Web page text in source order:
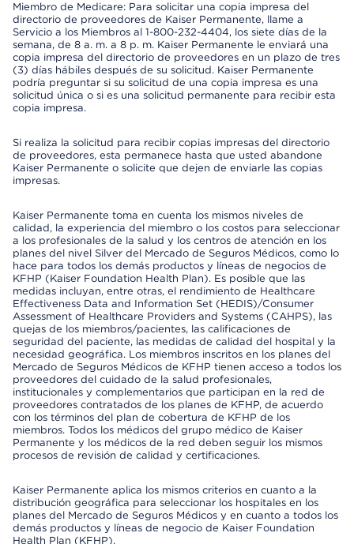
Miembro de Medicare: Para solicitar una copia impresa del
directorio de proveedores de Kaiser Permanente, llame a
Servicio a los Miembros al 1-800-232-4404, los siete días de la
semana, de 8 a. m. a 8 p. m. Kaiser Permanente le enviará una
copia impresa del directorio de proveedores en un plazo de tres
(3) días hábiles después de su solicitud. Kaiser Permanente
podría preguntar si su solicitud de una copia impresa es una
solicitud única o si es una solicitud permanente para recibir esta
copia impresa.
Si realiza la solicitud para recibir copias impresas del directorio
de proveedores, esta permanece hasta que usted abandone
Kaiser Permanente o solicite que dejen de enviarle las copias
impresas.
Kaiser Permanente toma en cuenta los mismos niveles de
calidad, la experiencia del miembro o los costos para seleccionar
a los profesionales de la salud y los centros de atención en los
planes del nivel Silver del Mercado de Seguros Médicos, como lo
hace para todos los demás productos y líneas de negocios de
KFHP (Kaiser Foundation Health Plan). Es posible que las
medidas incluyan, entre otras, el rendimiento de Healthcare
Effectiveness Data and Information Set (HEDIS)/Consumer
Assessment of Healthcare Providers and Systems (CAHPS), las
quejas de los miembros/pacientes, las calificaciones de
seguridad del paciente, las medidas de calidad del hospital y la
necesidad geográfica. Los miembros inscritos en los planes del
Mercado de Seguros Médicos de KFHP tienen acceso a todos los
proveedores del cuidado de la salud profesionales,
institucionales y complementarios que participan en la red de
proveedores contratados de los planes de KFHP, de acuerdo
con los términos del plan de cobertura de KFHP de los
miembros. Todos los médicos del grupo médico de Kaiser
Permanente y los médicos de la red deben seguir los mismos
procesos de revisión de calidad y certificaciones.
Kaiser Permanente aplica los mismos criterios en cuanto a la
distribución geográfica para seleccionar los hospitales en los
planes del Mercado de Seguros Médicos y en cuanto a todos los
demás productos y líneas de negocio de Kaiser Foundation
Health Plan (KFHP).